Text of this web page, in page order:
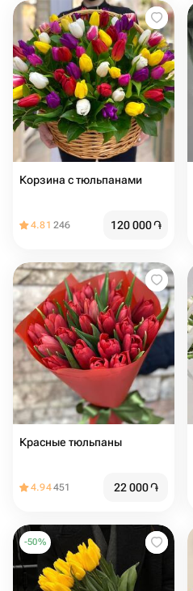
Корзина с тюльпанами
4.81 246 120 000֏
Красные тюльпаны
4.94451 22 000֏
-50%